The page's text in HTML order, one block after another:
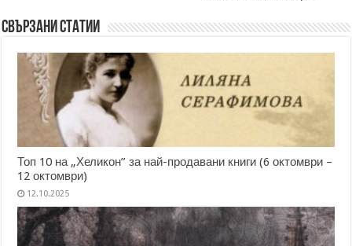
Свързани статии
Топ 10 на „Хеликон” за най-продавани книги (6 октомври –
12 октомври)
12.10.2025